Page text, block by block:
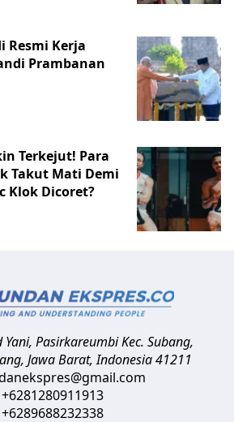
Resmi Kerja
Prambanan
Terkejut! Para
Takut Mati Demi
Klok Dicoret?
Yani, Pasirkareumbi Kec. Subang,
Jawa Barat,Indonesia41211
+6281280911913
+6289688232338